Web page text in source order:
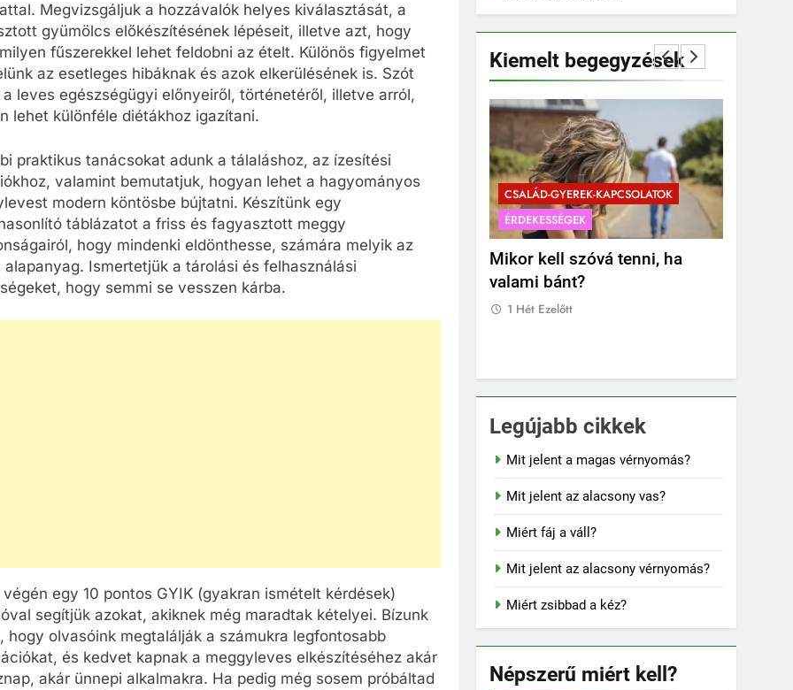
Megvizsgáljuk a hozzávalók helyes kiválasztását, a
gyümölcs előkészítésének lépéseit, illetve azt, hogy
fűszerekkel lehet feldobni az ételt. Különös figyelmet
az esetleges hibáknak és azok elkerülésének is. Szót
a leves egészségügyi előnyeiről, történetéről, illetve arról,
lehet különféle diétákhoz igazítani.
praktikus tanácsokat adunk a tálaláshoz, az ízesítési
valamint bemutatjuk, hogyan lehet a hagyományos
modern köntösbe bújtatni. Készítünk egy
táblázatot a friss és fagyasztott meggy
hogy mindenki eldönthesse, számára melyik az
alapanyag. Ismertetjük a tárolási és felhasználási
hogy semmi se vesszen kárba.
egy 10 pontos GYIK (gyakran ismételt kérdések)
segítjük azokat, akiknek még maradtak kételyei. Bízunk
hogy olvasóink megtalálják a számukra legfontosabb
és kedvet kapnak a meggyleves elkészítéséhez akár
akár ünnepi alkalmakra. Ha pedig még sosem próbáltad
Kiemelt begegyzések
CSALÁD-GYEREK-KAPCSOLATOK
ÉRDEKESSÉGEK
Hogyan válasszunk strapabíró
túrahátizsákot gyermekeknek?
CSALÁD-GYEREK-KAPCSOLATOK
Mikor a legjobb megörökíteni
a pocakot? – Tippek a
CSALÁD-GYEREK-KAPCSOLATOK
ÉRDEKESSÉGEK
Mikor kell szóvá tenni, ha
valami bánt?
1 Hét Ezelőtt
Legújabb cikkek
Mit jelent a magas vérnyomás?
Mit jelent az alacsony vas?
Miért fáj a váll?
Mit jelent az alacsony vérnyomás?
Miért zsibbad a kéz?
Népszerű miért kell?